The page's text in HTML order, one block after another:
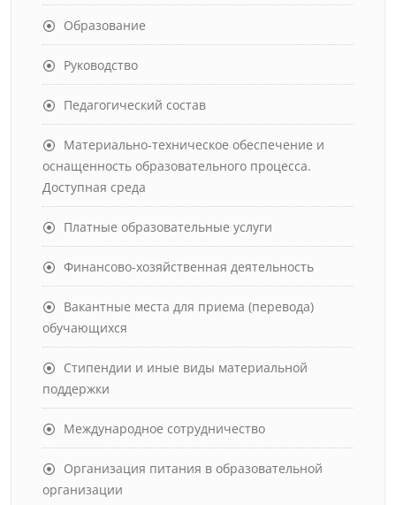
Образование
Руководство
Педагогический состав
Материально-техническое обеспечение и
оснащенность образовательного процесса.
Доступная среда
Платные образовательные услуги
Финансово-хозяйственная деятельность
Вакантные места для приема (перевода)
обучающихся
Стипендии и иные виды материальной
поддержки
Международное сотрудничество
Организация питания в образовательной
организации